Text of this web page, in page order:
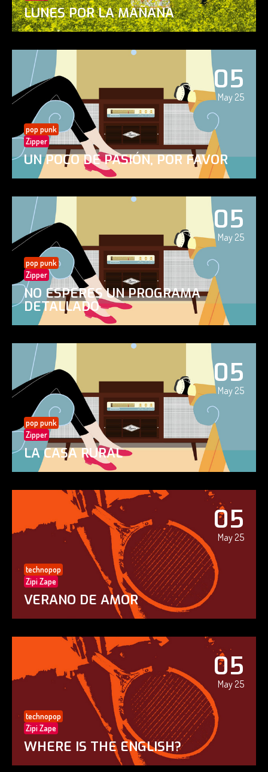
LUNES POR LA MAÑANA
05
May 25
pop punk
Zipper
UN POCO DE PASIÓN, POR FAVOR
05
May 25
pop punk
Zipper
NO ESPERES UN PROGRAMA
DETALLADO
05
May 25
pop punk
Zipper
LA CASA RURAL
05
May 25
technopop
Zipi Zape
VERANO DE AMOR
05
May 25
technopop
Zipi Zape
WHERE IS THE ENGLISH?